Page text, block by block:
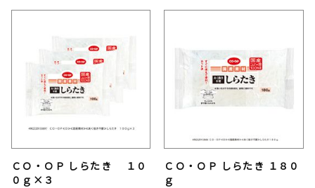
ＣＯ・ＯＰ しらたき １０
０ｇ×３
ＣＯ・ＯＰ しらたき １８０
ｇ